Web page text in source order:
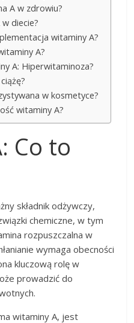
A w zdrowiu?
diecie?
witaminy A?
A?
A: Hiperwitaminoza?
w kosmetyce?
witaminy A?
Co to
składnik odżywczy,
chemiczne, w tym
rozpuszczalna w
wymaga obecności
kluczową rolę w
prowadzić do
witaminy A, jest